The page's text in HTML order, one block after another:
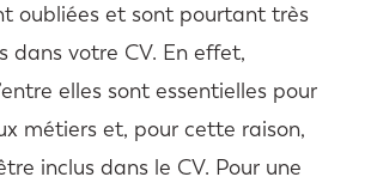
oubliées et sont pourtant très
dans votre CV. En effet,
elles sont essentielles pour
métiers et, pour cette raison,
inclus dans le CV. Pour une